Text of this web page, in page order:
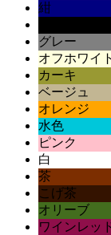
紺
グレー
オフホワイト
カーキ
ベージュ
オレンジ
水色
ピンク
白
茶
こげ茶
オリーブ
ワインレッ